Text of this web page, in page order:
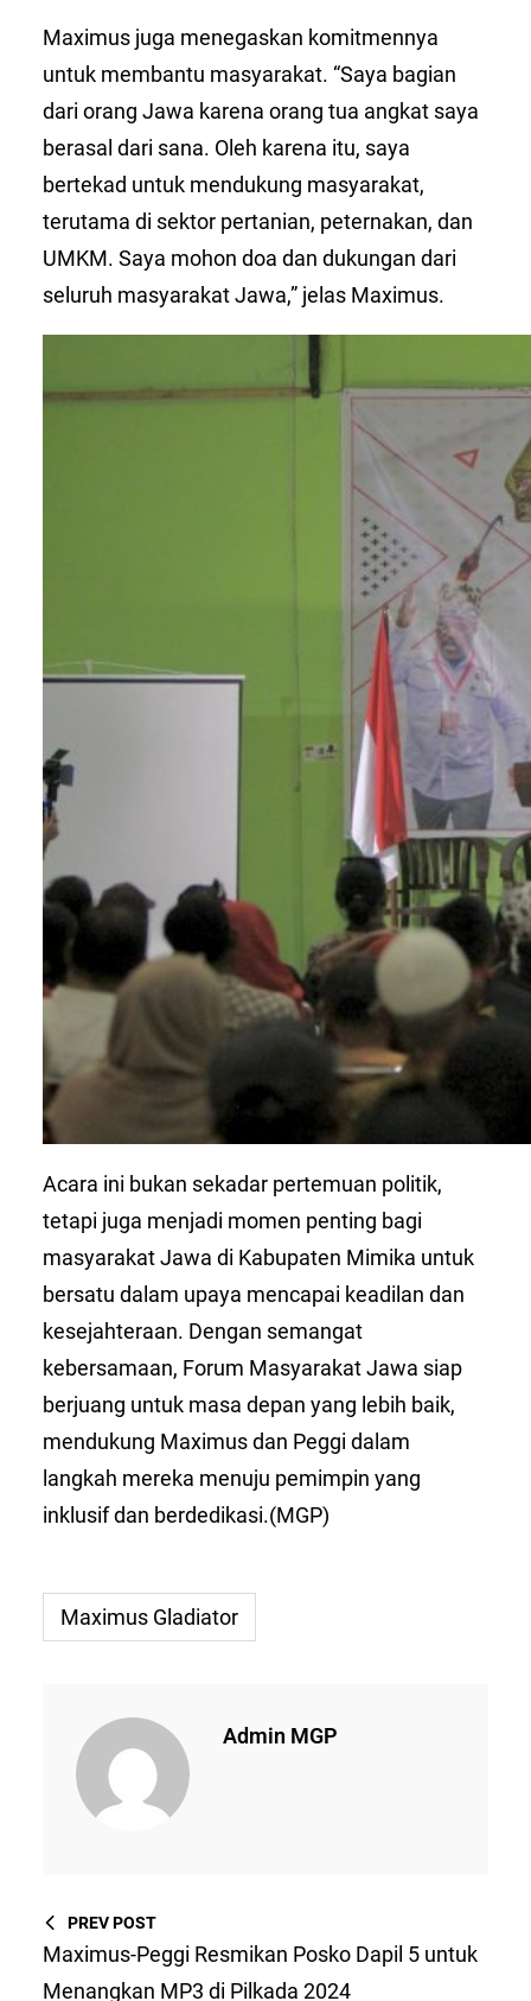
Maximus juga menegaskan komitmennya
untuk membantu masyarakat. “Saya bagian
dari orang Jawa karena orang tua angkat saya
berasal dari sana. Oleh karena itu, saya
bertekad untuk mendukung masyarakat,
terutama di sektor pertanian, peternakan, dan
UMKM. Saya mohon doa dan dukungan dari
seluruh masyarakat Jawa,” jelas Maximus.
Acara ini bukan sekadar pertemuan politik,
tetapi juga menjadi momen penting bagi
masyarakat Jawa di Kabupaten Mimika untuk
bersatu dalam upaya mencapai keadilan dan
kesejahteraan. Dengan semangat
kebersamaan, Forum Masyarakat Jawa siap
berjuang untuk masa depan yang lebih baik,
mendukung Maximus dan Peggi dalam
langkah mereka menuju pemimpin yang
inklusif dan berdedikasi.(MGP)
Maximus Gladiator
Admin MGP
PREV POST
Maximus-Peggi Resmikan Posko Dapil 5 untuk
Menangkan MP3 di Pilkada 2024